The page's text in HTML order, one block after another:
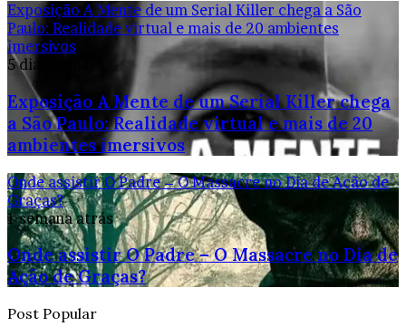
Exposição A Mente de um Serial Killer chega a São
Paulo: Realidade virtual e mais de 20 ambientes
imersivos
5 dias atrás
Exposição A Mente de um Serial Killer chega
a São Paulo: Realidade virtual e mais de 20
ambientes imersivos
Onde assistir O Padre – O Massacre no Dia de Ação de
Graças?
1 semana atrás
Onde assistir O Padre – O Massacre no Dia de
Ação de Graças?
Post Popular